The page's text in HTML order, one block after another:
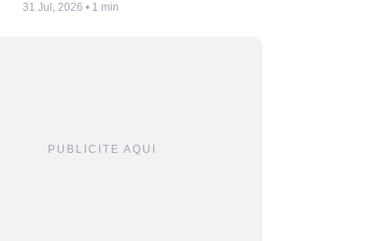
31 Jul, 2026 • 1 min
PUBLICITE AQUI